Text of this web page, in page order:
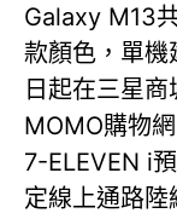
Galaxy M13
款顏色，單
日起在三星
MOMO購物
7-ELEVEN i
定線上通路陸